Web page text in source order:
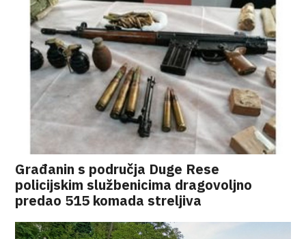
Građanin s područja Duge Rese
policijskim službenicima dragovoljno
predao 515 komada streljiva